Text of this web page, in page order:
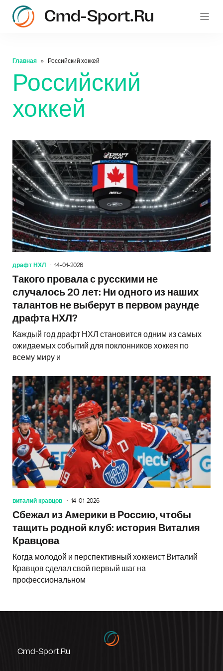
Cmd-Sport.ru
Главная Российский хоккей
Российский
хоккей
драфт НХЛ 14-01-2026
Такого провала с русскими не
случалось 20 лет: Ни одного из наших
талантов не выберут в первом раунде
драфта НХЛ?
Каждый год драфт НХЛ становится одним из самых
ожидаемых событий для поклонников хоккея по
всему миру и
виталий кравцов 14-01-2026
Сбежал из Америки в Россию, чтобы
тащить родной клуб: история Виталия
Кравцова
Когда молодой и перспективный хоккеист Виталий
Кравцов сделал свой первый шаг на
профессиональном
Cmd-Sport.ru